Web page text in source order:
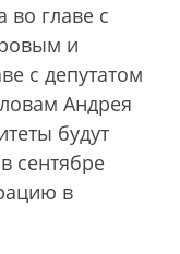
во главе с
и
с депутатом
Андрея
будут
сентябре
в